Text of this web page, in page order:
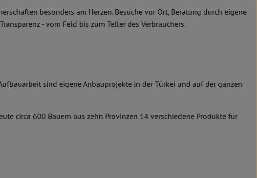
besonders am Herzen. Besuche vor Ort, Beratung durch eigene
- vom Feld bis zum Teller des Verbrauchers.
sind eigene Anbauprojekte in der Türkei und auf der ganzen
circa 600 Bauern aus zehn Provinzen 14 verschiedene Produkte für